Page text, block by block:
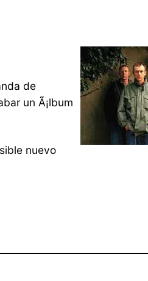
de
un Ã¡lbum
nuevo